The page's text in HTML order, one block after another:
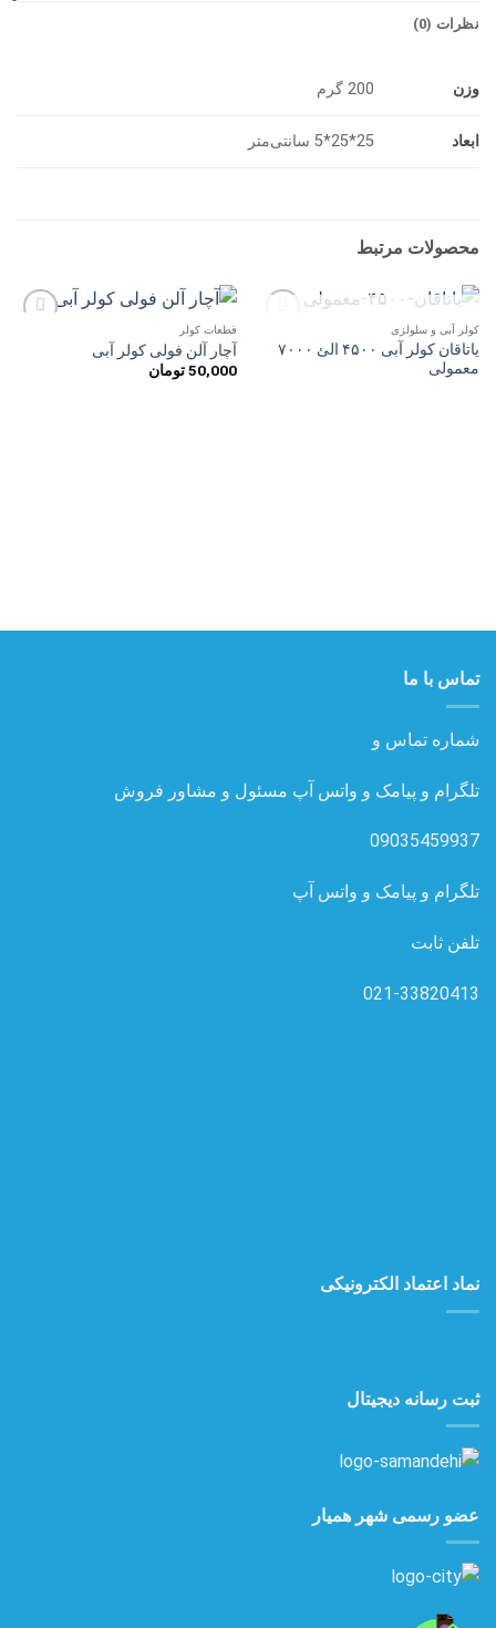
نظرات (0)
وزن 200 گرم
ابعاد 25*25*5 سانتی‌متر
محصولات مرتبط
به
ناموجودکولر آبی و سلولزی
یاتاقان کولر آبی ۴۵۰۰ الئ ۷۰۰۰
معمولی
قطعات کولر
آچار آلن فولی کولر آبی
50,000 تومان
تماس با ما
شماره تماس و
تلگرام و پیامک و واتس آپ مسئول و مشاور فروش
09035459937
تلگرام و پیامک و واتس آپ
تلفن ثابت
021-33820413
نماد اعتماد الکترونیکی
ثبت رسانه دیجیتال
عضو رسمی شهر همیار